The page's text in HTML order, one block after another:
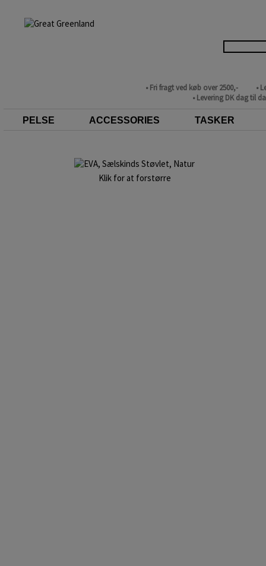
• Fri fragt ved køb over 2500,-
•
• Levering DK dag til
PELSE ACCESSORIES TASKER
Klik for at forstørre